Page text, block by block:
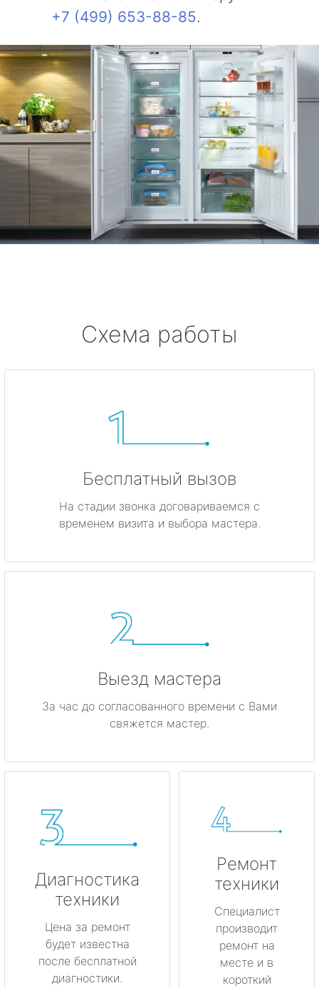
+7 (499) 653-88-85.
Схема работы
Бесплатный вызов
На стадии звонка договариваемся с
временем визита и выбора мастера.
Выезд мастера
За час до согласованного времени с Вами
свяжется мастер.
Диагностика
техники
Цена за ремонт
будет известна
после бесплатной
диагностики.
Ремонт
техники
Специалист
производит
ремонт на
месте и в
короткий